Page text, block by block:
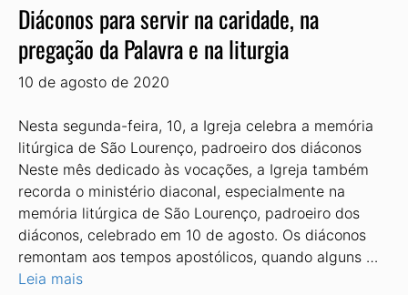
Diáconos para servir na caridade, na
pregação da Palavra e na liturgia
10 de agosto de 2020
Nesta segunda-feira, 10, a Igreja celebra a memória
litúrgica de São Lourenço, padroeiro dos diáconos
Neste mês dedicado às vocações, a Igreja também
recorda o ministério diaconal, especialmente na
memória litúrgica de São Lourenço, padroeiro dos
diáconos, celebrado em 10 de agosto. Os diáconos
remontam aos tempos apostólicos, quando alguns …
Leia mais